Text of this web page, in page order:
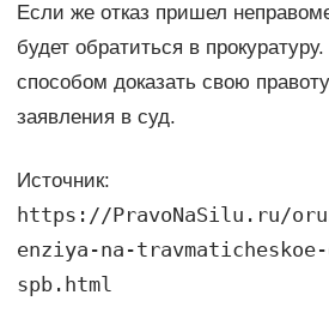
Если же отказ пришел
будет обратиться в
способом доказать свою
заявления в суд.
Источник:
https://PravoNaSilu.ru/
enziya-na-
spb.html